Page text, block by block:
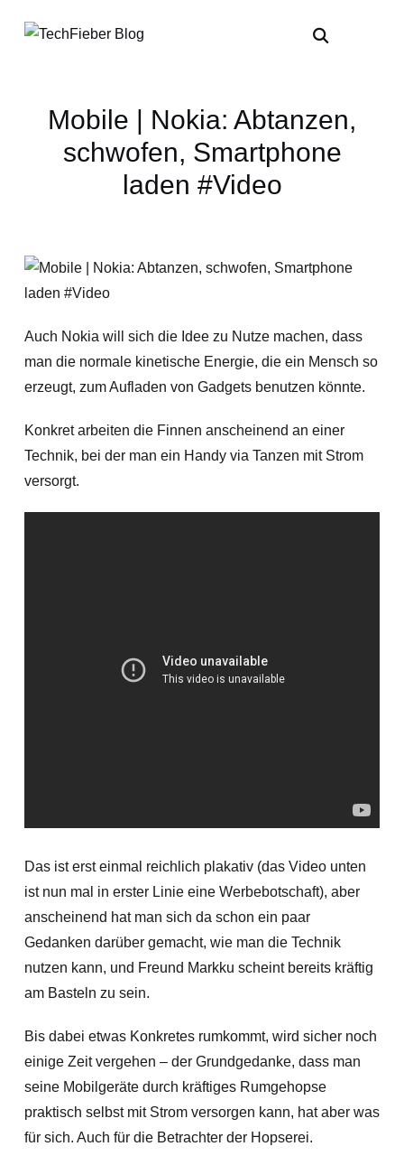
Mobile | Nokia: Abtanzen,
schwofen, Smartphone
laden #Video
Auch Nokia will sich die Idee zu Nutze machen, dass
man die normale kinetische Energie, die ein Mensch so
erzeugt, zum Aufladen von Gadgets benutzen könnte.
Konkret arbeiten die Finnen anscheinend an einer
Technik, bei der man ein Handy via Tanzen mit Strom
versorgt.
Das ist erst einmal reichlich plakativ (das Video unten
ist nun mal in erster Linie eine Werbebotschaft), aber
anscheinend hat man sich da schon ein paar
Gedanken darüber gemacht, wie man die Technik
nutzen kann, und Freund Markku scheint bereits kräftig
am Basteln zu sein.
Bis dabei etwas Konkretes rumkommt, wird sicher noch
einige Zeit vergehen – der Grundgedanke, dass man
seine Mobilgeräte durch kräftiges Rumgehopse
praktisch selbst mit Strom versorgen kann, hat aber was
für sich. Auch für die Betrachter der Hopserei.